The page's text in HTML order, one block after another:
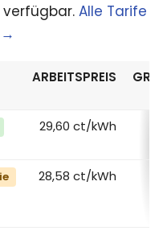
verfügbar.Alle Tarife
ARBEITSPREIS
29,60 ct/kWh
28,58 ct/kWh